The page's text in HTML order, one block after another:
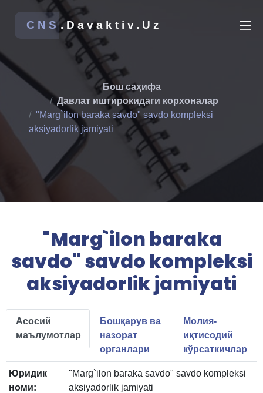
CNS .Davaktiv.Uz
Бош саҳифа
Давлат иштирокидаги корхоналар
"Marg`ilon baraka savdo" savdo kompleksi
aksiyadorlik jamiyati
"Marg`ilon baraka
savdo" savdo kompleksi
aksiyadorlik jamiyati
Асосий
маълумотлар
Бошқарув ва
назорат
органлари
Молия-
иқтисодий
кўрсаткичлар
Юридик
номи:
"Marg`ilon baraka savdo" savdo kompleksi
aksiyadorlik jamiyati